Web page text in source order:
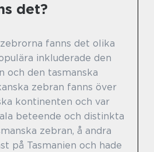
det?
fanns det olika
inkluderade den
och den tasmanska
zebran fanns över
kontinenten och var
beteende och distinkta
zebran, å andra
på Tasmanien och hade